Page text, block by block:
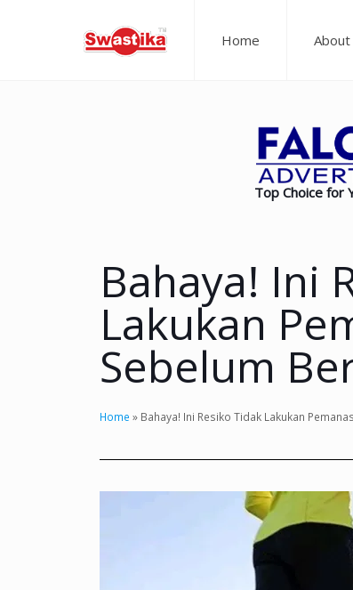
Home About
Top Choice for
Bahaya! Ini
Lakukan
Sebelum
Home » Bahaya! Ini Resiko Tidak Lakukan